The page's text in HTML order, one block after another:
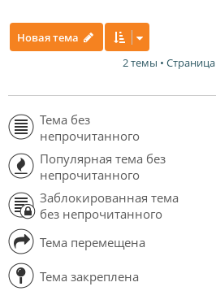
Новая тема
2 темы • Страница
Тема без
непрочитанного
Популярная тема без
непрочитанного
Заблокированная тема
без непрочитанного
Тема перемещена
Тема закреплена